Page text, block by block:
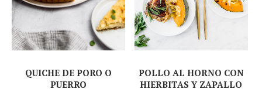
QUICHE DE PORO O
PUERRO
POLLO AL HORNO CON
HIERBITAS Y ZAPALLO